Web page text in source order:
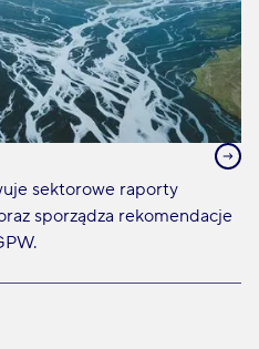
sektorowe raporty
sporządza rekomendacje